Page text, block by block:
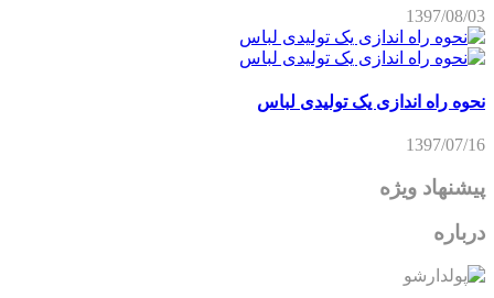
1397/08/03
نحوه راه اندازی یک تولیدی لباس
1397/07/16
پیشنهاد ویژه
درباره